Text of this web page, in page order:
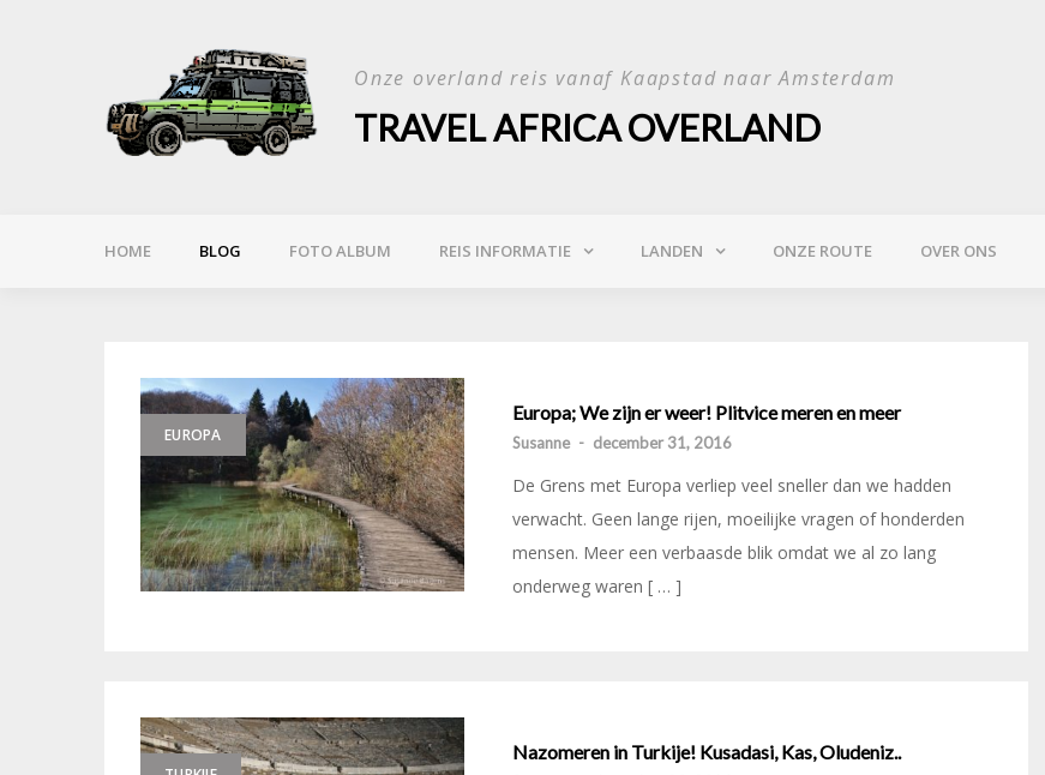
Onze overland reis vanaf Kaapstad naar Amsterdam
TRAVEL AFRICA OVERLAND
HOME BLOG FOTO ALBUM REIS INFORMATIE LANDEN ONZE ROUTE OVER ONS
EUROPA
Europa; We zijn er weer! Plitvice meren en meer
Susanne - december 31, 2016
De Grens met Europa verliep veel sneller dan we hadden
verwacht. Geen lange rijen, moeilijke vragen of honderden
mensen. Meer een verbaasde blik omdat we al zo lang
onderweg waren [ … ]
Nazomeren in Turkije! Kusadasi, Kas, Oludeniz..